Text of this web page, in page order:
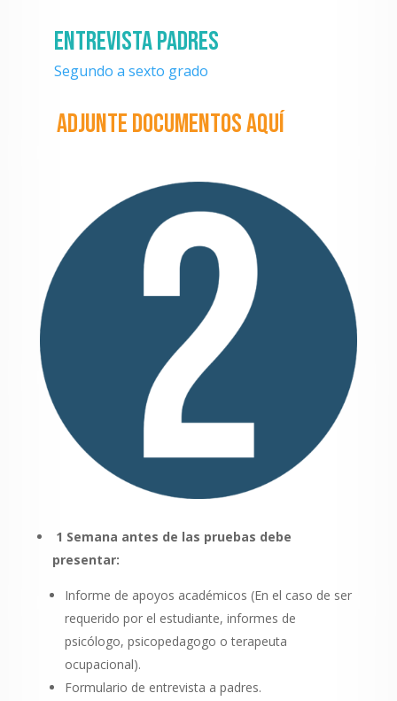
Entrevista padres
Segundo a sexto grado
Adjunte documentos aquí
1 Semana antes de las pruebas debe
presentar:
Informe de apoyos académicos (En el caso de ser
requerido por el estudiante, informes de
psicólogo, psicopedagogo o terapeuta
ocupacional).
Formulario de entrevista a padres.